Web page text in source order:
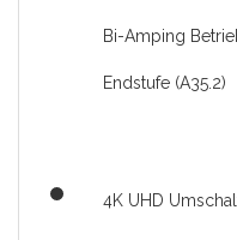
Bi-Amping
Endstufe (A35.2)
4K UHD